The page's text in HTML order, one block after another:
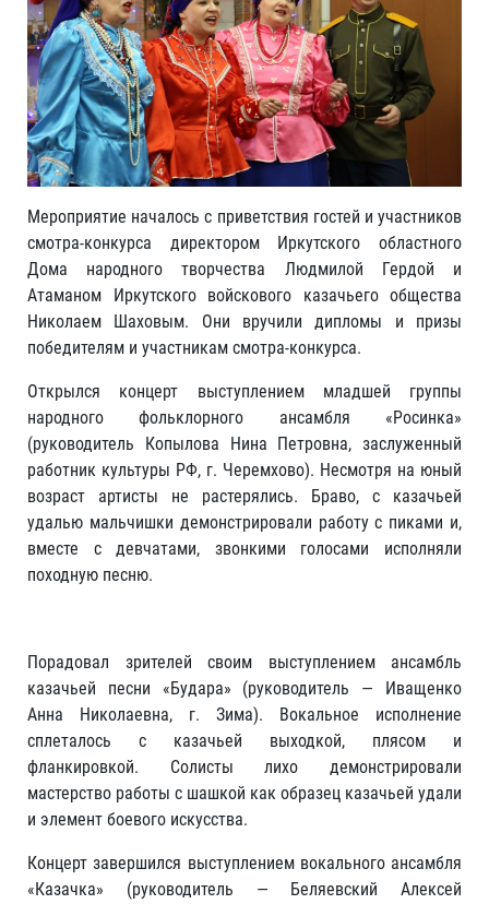
Мероприятие началось с приветствия гостей и участников
смотра-конкурса директором Иркутского областного
Дома народного творчества Людмилой Гердой и
Атаманом Иркутского войскового казачьего общества
Николаем Шаховым. Они вручили дипломы и призы
победителям и участникам смотра-конкурса.
Открылся концерт выступлением младшей группы
народного фольклорного ансамбля «Росинка»
(руководитель Копылова Нина Петровна, заслуженный
работник культуры РФ, г. Черемхово). Несмотря на юный
возраст артисты не растерялись. Браво, с казачьей
удалью мальчишки демонстрировали работу с пиками и,
вместе с девчатами, звонкими голосами исполняли
походную песню.
Порадовал зрителей своим выступлением ансамбль
казачьей песни «Будара» (руководитель — Иващенко
Анна Николаевна, г. Зима). Вокальное исполнение
сплеталось с казачьей выходкой, плясом и
фланкировкой. Солисты лихо демонстрировали
мастерство работы с шашкой как образец казачьей удали
и элемент боевого искусства.
Концерт завершился выступлением вокального ансамбля
«Казачка» (руководитель — Беляевский Алексей